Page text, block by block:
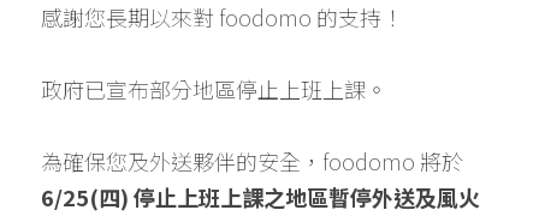
感謝您長期以來對 foodomo 的支持！
政府已宣布部分地區停止上班上課。
6/25(四) 停止上班上課之地區暫停外送及風火